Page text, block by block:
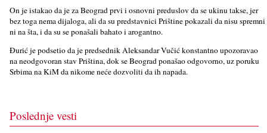
On je istakao da je za Beograd prvi i osnovni preduslov da se ukinu takse, jer
bez toga nema dijaloga, ali da su predstavnici Prištine pokazali da nisu spremni
ni na šta, i da su se ponašali bahato i arogantno.
Đurić je podsetio da je predsednik Aleksandar Vučić konstantno upozoravao
na neodgovoran stav Priština, dok se Beograd ponašao odgovorno, uz poruku
Srbima na KiM da nikome neće dozvoliti da ih napada.
Poslednje vesti